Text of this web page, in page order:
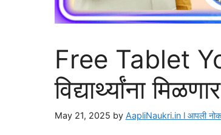
Free Tablet
विद्यार्थ्यांना
May 21, 2025 by AapliNaukri.in l आपली